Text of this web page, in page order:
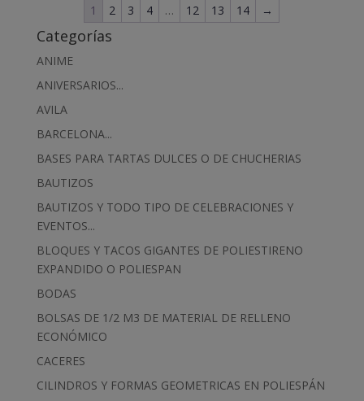
1 2 3 4 … 12 13 14 →
Categorías
ANIME
ANIVERSARIOS...
AVILA
BARCELONA...
BASES PARA TARTAS DULCES O DE CHUCHERIAS
BAUTIZOS
BAUTIZOS Y TODO TIPO DE CELEBRACIONES Y
EVENTOS...
BLOQUES Y TACOS GIGANTES DE POLIESTIRENO
EXPANDIDO O POLIESPAN
BODAS
BOLSAS DE 1/2 M3 DE MATERIAL DE RELLENO
ECONÓMICO
CACERES
CILINDROS Y FORMAS GEOMETRICAS EN POLIESPÁN